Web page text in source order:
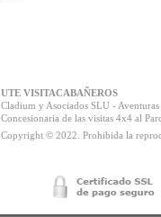
UTE VISITACABAÑEROS
Cladium y Asociados SLU -
Concesionaria de las visitas 4x4 al
Copyright © 2022. Prohibida la